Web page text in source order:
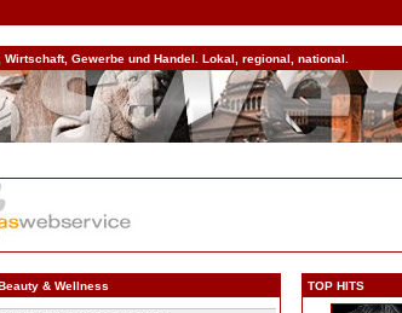
Gewerbe und Handel. Lokal, regional, national.
& Wellness TOP HITS